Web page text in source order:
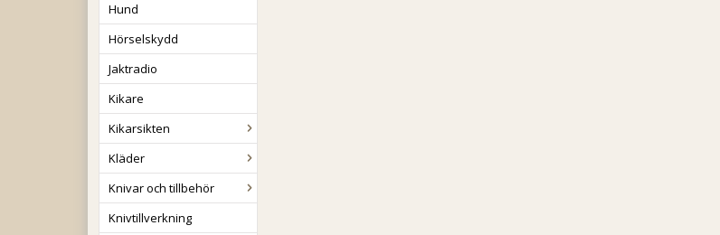
Hund
Hörselskydd
Jaktradio
Kikare
Kikarsikten
Kläder
Knivar och tillbehör
Knivtillverkning